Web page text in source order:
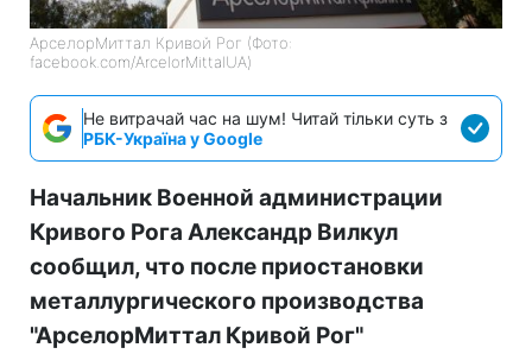
АрселорМиттал Кривой Рог (Фото:
facebook.com/ArcelorMittalUA)
Не витрачай час на шум! Читай тільки суть з
РБК-Україна у Google
Начальник Военной администрации
Кривого Рога Александр Вилкул
сообщил, что после приостановки
металлургического производства
"АрселорМиттал Кривой Рог"